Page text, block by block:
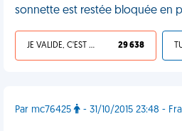
sonnette est restée bloquée en
JE VALIDE, C'EST UNE VDM 29 638
Par mc76425 - 31/10/2015 23:48 -